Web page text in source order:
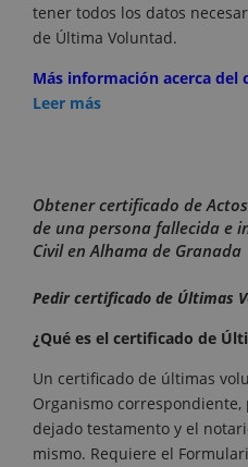
tener todos los datos
de Última Voluntad.
Más información acerca
Leer más
Obtener certificado de
de una persona fallecida e
Civil en Alhama de Granada
Pedir certificado de Últimas
¿Qué es el certificado de
Un certificado de últimas
Organismo
dejado testamento y el
mismo. Requiere el